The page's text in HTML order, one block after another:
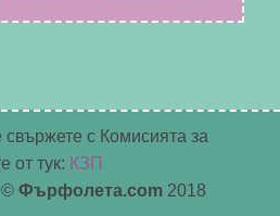
с Комисията за
от тук: КЗП
© Фърфолета.com 2018